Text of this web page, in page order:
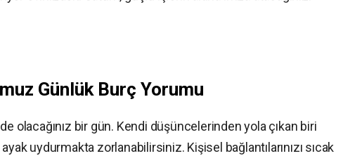
Günlük Burç Yorumu
olacağınız bir gün. Kendi düşüncelerinden yola çıkan biri
uydurmakta zorlanabilirsiniz. Kişisel bağlantılarınızı sıcak